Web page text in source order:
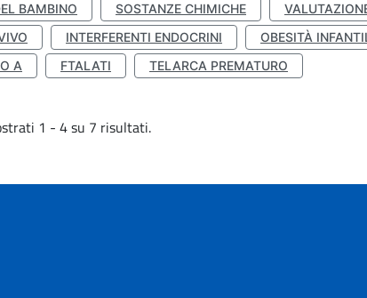
BAMBINO
SOSTANZE CHIMICHE
INTERFERENTI ENDOCRINI OBESITÀ
A
FTALATI TELARCA PREMATURO
1 - 4 su 7 risultati.